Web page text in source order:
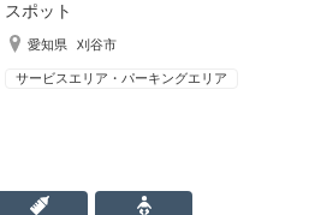
スポット
愛知県 刈谷市
サービスエリア・パーキングエリア